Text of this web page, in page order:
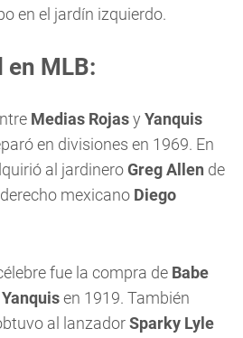
en el jardín izquierdo.
MLB:
Medias Rojasy Yanquis
en divisiones en 1969. En
al jardineroGreg Allen de
mexicano Diego
fue la compra de Babe
Yanquisen 1919. También
al lanzadorSparky Lyle